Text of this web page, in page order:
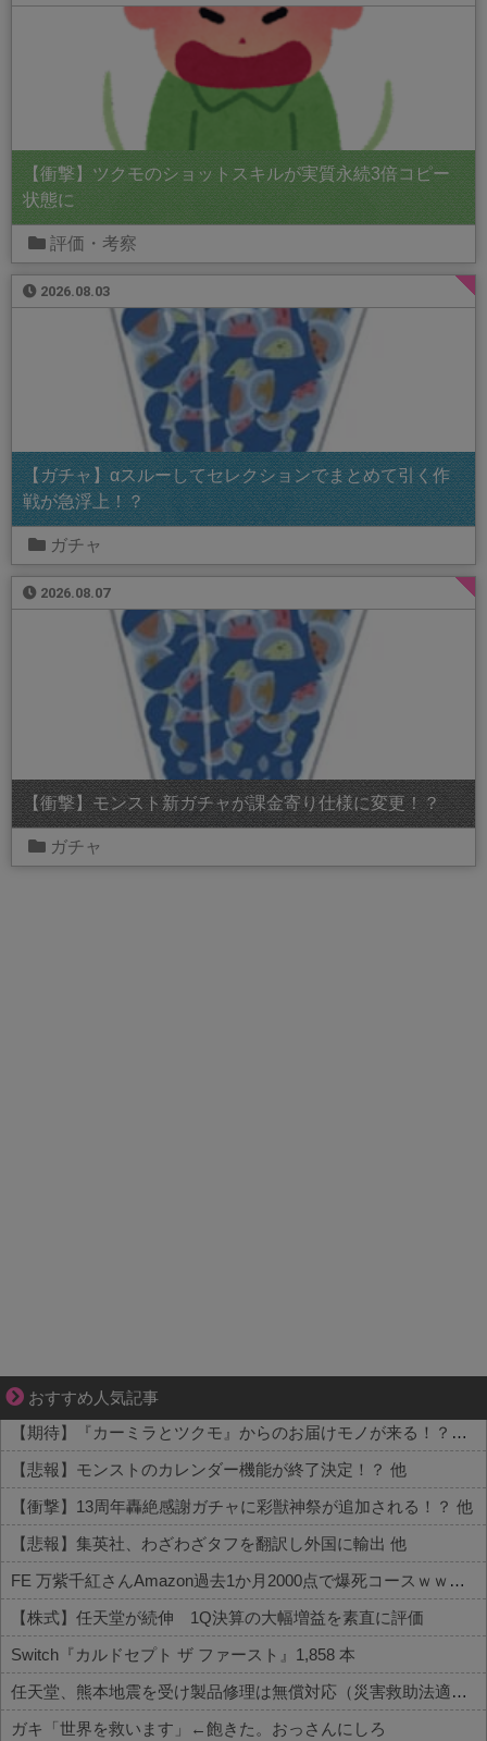
【衝撃】ツクモのショットスキルが実質永続3倍コピー
状態に
評価・考察
2026.08.03
【ガチャ】αスルーしてセレクションでまとめて引く作
戦が急浮上！？
ガチャ
2026.08.07
【衝撃】モンスト新ガチャが課金寄り仕様に変更！？
ガチャ
おすすめ人気記事
ぜんぶ私が中心、そう思った瞬間から歪み出す
【期待】『カーミラとツクモ』からのお届けモノが来る！？内容はこちら 他
【悲報】モンストのカレンダー機能が終了決定！？ 他
【衝撃】13周年轟絶感謝ガチャに彩獣神祭が追加される！？ 他
【悲報】集英社、わざわざタフを翻訳し外国に輸出 他
FE 万紫千紅さんAmazon過去1か月2000点で爆死コースｗｗｗ 他
【株式】任天堂が続伸 1Q決算の大幅増益を素直に評価
Switch『カルドセプト ザ ファースト』1,858 本
任天堂、熊本地震を受け製品修理は無償対応（災害救助法適用地域）
ガキ「世界を救います」←飽きた。おっさんにしろ